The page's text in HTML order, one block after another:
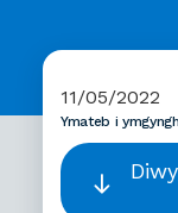
11/05/2022
Ymateb i